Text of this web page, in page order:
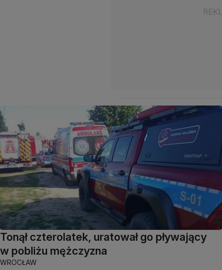
Tonął czterolatek, uratował go pływający
w pobliżu mężczyzna
WROCŁAW